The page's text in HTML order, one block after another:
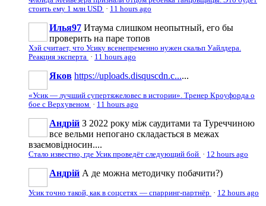
стоить ему 1 млн USD · 11 hours ago
Илья97 Итаума слишком неопытный, его бы
проверить на паре топов
Хэй считает, что Усику всенепременно нужен скальп Уайлдера.
Реакция эксперта · 11 hours ago
Яков https://uploads.disquscdn.c......
«Усик — лучший супертяжеловес в истории». Тренер Кроуфорда о
бое с Верхувеном · 11 hours ago
Андрій З 2022 року між саудитами та Туреччиною
все вельми непогано складається в межах
взаємовідносин....
Стало известно, где Усик проведёт следующий бой · 12 hours ago
Андрій А де можна методичку побачити?)
Усик точно такой, как в соцсетях — спарринг-партнёр · 12 hours ago